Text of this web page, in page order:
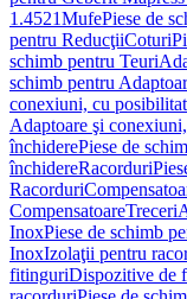
1.4521MufePiese de
pentru ReducţiiCoturi
schimb pentru Teuri
schimb pentru
conexiuni, cu
Adaptoare şi
închiderePiese de
închidereRacorduri
Racorduri
CompensatoareTreceri
InoxPiese de schimb
InoxIzolaţii pentru
fitinguriDispozitive de